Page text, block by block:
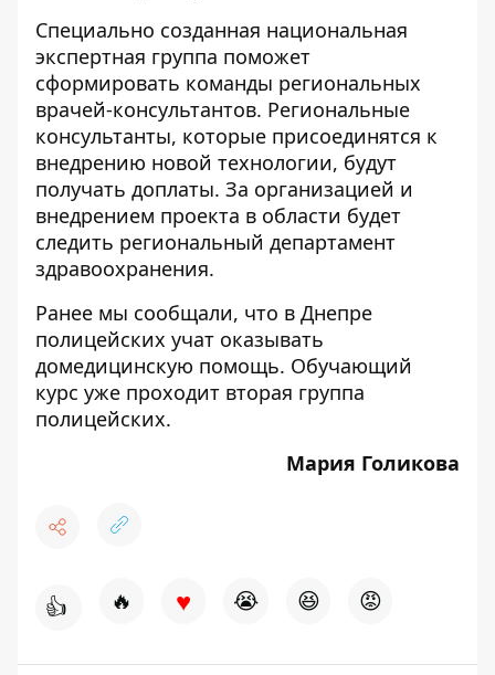
Специально созданная национальная
экспертная группа поможет
сформировать команды региональных
врачей-консультантов. Региональные
консультанты, которые присоединятся к
внедрению новой технологии, будут
получать доплаты. За организацией и
внедрением проекта в области будет
следить региональный департамент
здравоохранения.
Ранее мы сообщали, что в Днепре
полицейских учат оказывать
домедицинскую помощь. Обучающий
курс уже проходит вторая группа
полицейских.
Мария Голикова
👍 🔥 ♥ 😭 😆 😡